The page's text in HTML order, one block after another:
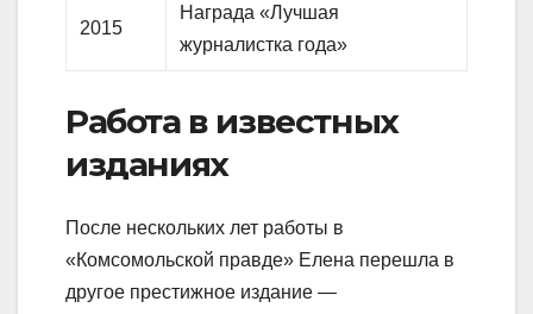
2015
Награда «Лучшая
журналистка года»
Работа в известных
изданиях
После нескольких лет работы в
«Комсомольской правде» Елена перешла в
другое престижное издание —